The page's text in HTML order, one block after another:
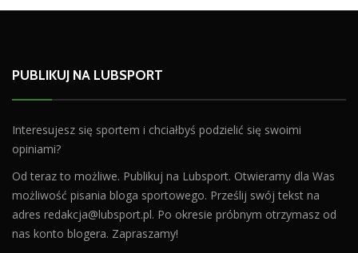
PUBLIKUJ NA LUBSPORT
Interesujesz się sportem i chciałbyś podzielić się swoimi
opiniami?
Od teraz to możliwe. Publikuj na Lubsport. Otwieramy dla Was
możliwość pisania bloga sportowego. Prześlij swój tekst na
adres redakcja@lubsport.pl. Po okresie próbnym otrzymasz od
nas konto blogera. Zapraszamy!